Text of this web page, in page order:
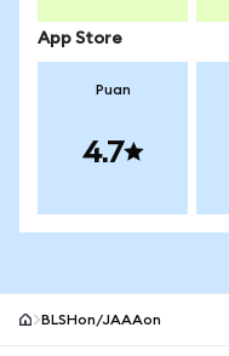
App Store
Puan
4.7
BLSHon/JAAAon